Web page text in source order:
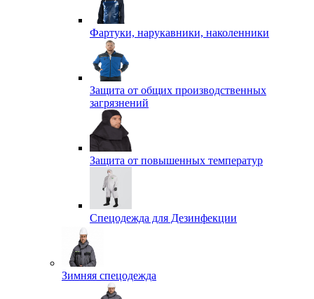
Фартуки, нарукавники, наколенники
Защита от общих производственных
загрязнений
Защита от повышенных температур
Спецодежда для Дезинфекции
Зимняя спецодежда